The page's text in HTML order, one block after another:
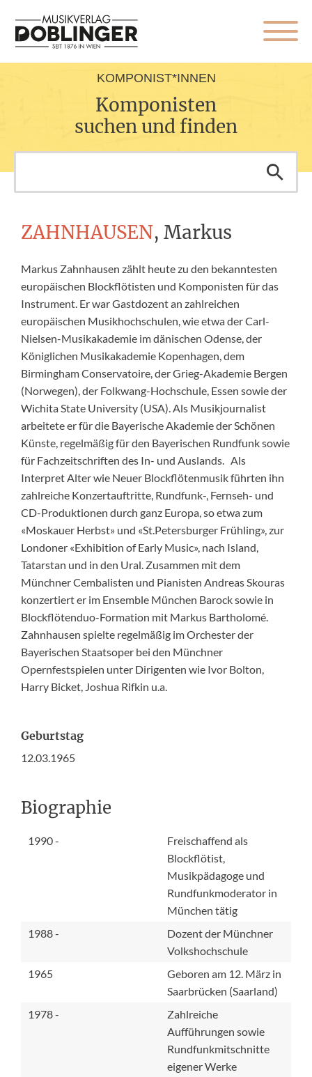
KOMPONIST*INNEN
Komponisten
suchen und finden
ZAHNHAUSEN, Markus
Markus Zahnhausen zählt heute zu den bekanntesten
europäischen Blockflötisten und Komponisten für das
Instrument. Er war Gastdozent an zahlreichen
europäischen Musikhochschulen, wie etwa der Carl-
Nielsen-Musikakademie im dänischen Odense, der
Königlichen Musikakademie Kopenhagen, dem
Birmingham Conservatoire, der Grieg-Akademie Bergen
(Norwegen), der Folkwang-Hochschule, Essen sowie der
Wichita State University (USA). Als Musikjournalist
arbeitete er für die Bayerische Akademie der Schönen
Künste, regelmäßig für den Bayerischen Rundfunk sowie
für Fachzeitschriften des In- und Auslands. Als
Interpret Alter wie Neuer Blockflötenmusik führten ihn
zahlreiche Konzertauftritte, Rundfunk-, Fernseh- und
CD-Produktionen durch ganz Europa, so etwa zum
«Moskauer Herbst» und «St.Petersburger Frühling», zur
Londoner «Exhibition of Early Music», nach Island,
Tatarstan und in den Ural. Zusammen mit dem
Münchner Cembalisten und Pianisten Andreas Skouras
konzertiert er im Ensemble München Barock sowie in
Blockflötenduo-Formation mit Markus Bartholomé.
Zahnhausen spielte regelmäßig im Orchester der
Bayerischen Staatsoper bei den Münchner
Opernfestspielen unter Dirigenten wie Ivor Bolton,
Harry Bicket, Joshua Rifkin u.a.
Geburtstag
12.03.1965
Biographie
1990 -
Freischaffend als
Blockflötist,
Musikpädagoge und
Rundfunkmoderator in
München tätig
1988 -
Dozent der Münchner
Volkshochschule
1965
Geboren am 12. März in
Saarbrücken (Saarland)
1978 -
Zahlreiche
Aufführungen sowie
Rundfunkmitschnitte
eigener Werke